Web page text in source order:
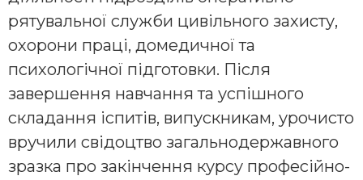
рятувальної служби цивільного захисту,
охорони праці, домедичної та
психологічної підготовки. Після
завершення навчання та успішного
складання іспитів, випускникам, урочисто
вручили свідоцтво загальнодержавного
зразка про закінчення курсу професійно-